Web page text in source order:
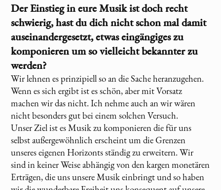
Der Einstieg in eure Musik ist doch recht
schwierig, hast du dich nicht schon mal damit
auseinandergesetzt, etwas eingängiges zu
komponieren um so vielleicht bekannter zu
werden?
Wir lehnen es prinzipiell so an die Sache heranzugehen.
Wenn es sich ergibt ist es schön, aber mit Vorsatz
machen wir das nicht. Ich nehme auch an wir wären
nicht besonders gut bei einem solchen Versuch.
Unser Ziel ist es Musik zu komponieren die für uns
selbst außergewöhnlich erscheint um die Grenzen
unseres eigenen Horizonts ständig zu erweitern. Wir
sind in keiner Weise abhängig von den kargen monetären
Erträgen, die uns unsere Musik einbringt und so haben